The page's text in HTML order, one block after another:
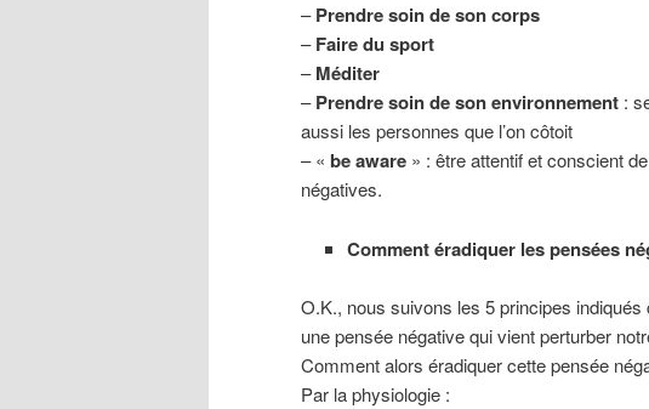
–Prendre soin de son corps
–Faire du sport
–Méditer
–Prendre soin de son environnement :
aussi les personnes que l’on côtoit
– « be aware » : être attentif et conscient
négatives.
Comment éradiquer les pensées
O.K., nous suivons les 5 principes
une pensée négative qui vient perturber
Comment alors éradiquer cette pensée
Par la physiologie :